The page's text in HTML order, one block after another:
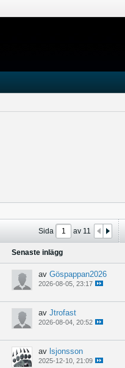
Sida av 11
Senaste inlägg
av Göspappan2026
2026-08-05, 23:17
av Jtrofast
2026-08-04, 20:52
av lsjonsson
2025-12-10, 21:09